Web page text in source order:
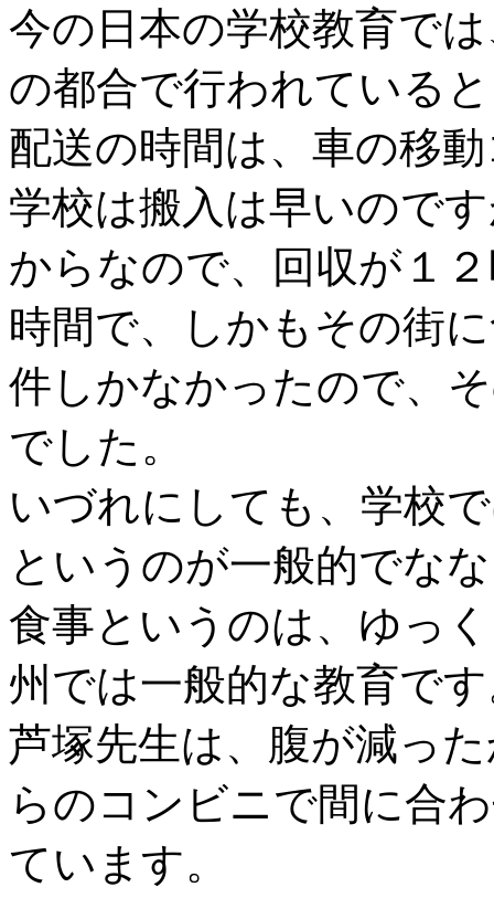
今の日本の学校教育で
の都合で行われている
配送の時間は、車の移
学校は搬入は早いので
からなので、回収が１
時間で、しかもその街
件しかなかったので、
でした。
いづれにしても、学校
というのが一般的でな
食事というのは、ゆっ
州では一般的な教育で
芦塚先生は、腹が減っ
らのコンビニで間に合
ています。